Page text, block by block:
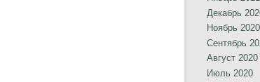
Декабрь
Ноябрь 2020
Сентябрь
Август 2020
Июль 2020